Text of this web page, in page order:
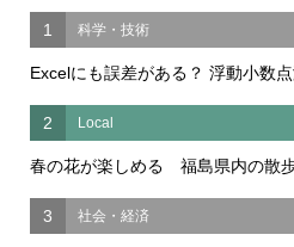
1 科学・技術
Excelにも誤差がある？ 浮動小数
2 Local
春の花が楽しめる 福島県内の散
3 社会・経済